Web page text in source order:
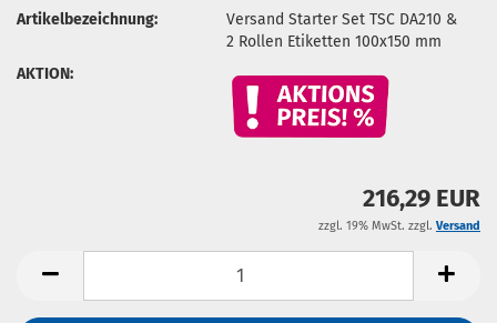
Artikelbezeichnung:
Versand Starter Set TSC DA210 &
2 Rollen Etiketten 100x150 mm
AKTION:
216,29 EUR
zzgl. 19% MwSt. zzgl. Versand